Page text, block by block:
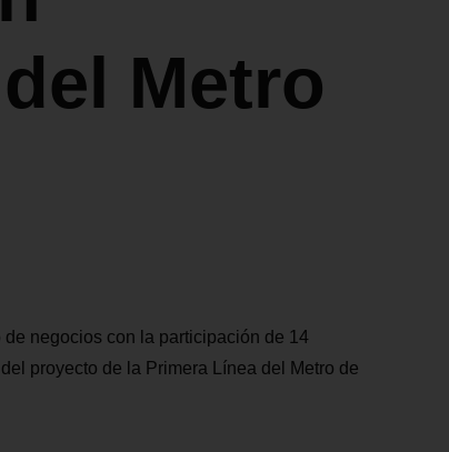
Metro
negocios con la participación de 14
proyecto de la Primera Línea del Metro de